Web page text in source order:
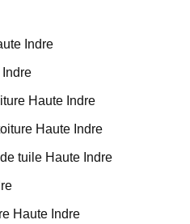
Indre
Haute Indre
Haute Indre
tuile Haute Indre
Haute Indre